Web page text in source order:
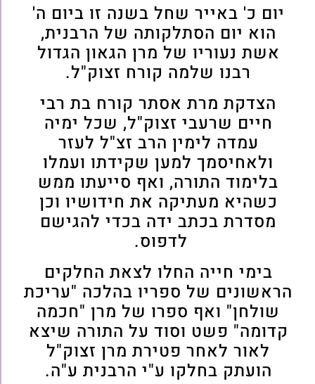
יום כ' באייר שחל בשנה זו ביום ה'
הוא יום הסתלקותה של הרבנית,
אשת נעוריו של מרן הגאון הגדול
רבנו שלמה קורח זצוק"ל.
הצדקת מרת אסתר קורח בת רבי
חיים שרעבי זצוק"ל, שכל ימיה
עמדה לימין הרב זצ"ל לעזר
ולאחיסמך למען שקידתו ועמלו
בלימוד התורה, ואף סייעתו ממש
כשהיא מעתיקה את חידושיו וכן
מסדרת בכתב ידה בכדי להגישם
לדפוס.
בימי חייה החלו לצאת החלקים
הראשונים של ספריו בהלכה "עריכת
שולחן" ואף ספרו של מרן "חכמה
קדומה" פשט וסוד על התורה שיצא
לאור לאחר פטירת מרן זצוק"ל
הועתק בחלקו ע"י הרבנית ע"ה.